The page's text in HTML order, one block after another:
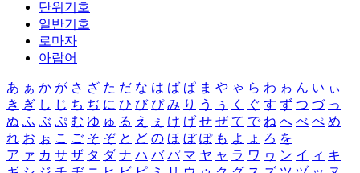
단위기호
일반기호
로마자
아랍어
あ ぁ か が さ ざ た だ な は ば ぱ ま や ゃ ら わ ゎ ん い ぃ
き ぎ し じ ち ぢ に ひ び ぴ み り う ぅ く ぐ す ず つ づ っ
ぬ ふ ぶ ぷ む ゆ ゅ る え ぇ け げ せ ぜ て で ね へ べ ぺ め
れ お ぉ こ ご そ ぞ と ど の ほ ぼ ぽ も よ ょ ろ を
ア ァ カ サ ザ タ ダ ナ ハ バ パ マ ヤ ャ ラ ワ ヮ ン イ ィ キ